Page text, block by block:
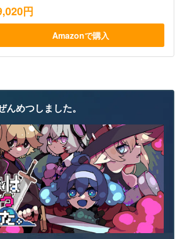
円
Amazonで購入
んめつしました。